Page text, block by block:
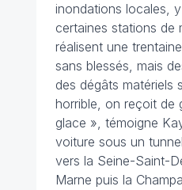
inondations locales,
certaines stations de
réalisent une
sans blessés, mais
des dégâts matériels
horrible, on reçoit de
glace », témoigne
voiture sous un
vers la Seine-Saint-
Marne puis la